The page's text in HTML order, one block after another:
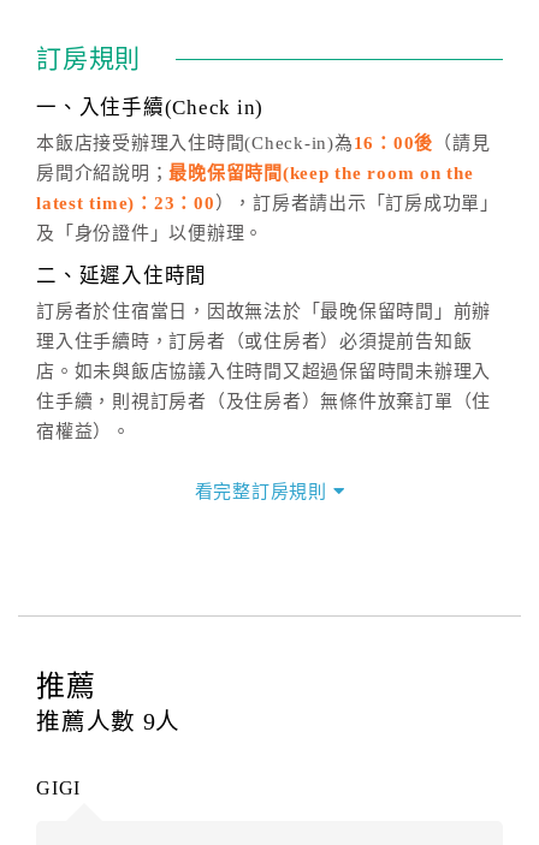
話方式異動訂單。
※非客服時間之申辦異動，皆為次日計算及辦理。
五、客服時間
週一至週日，上午9:00～晚上6:00
六、聯絡方式
(07)9682715 。
訂房規則
一、入住手續(Check in)
本飯店接受辦理入住時間(Check-in)為16：00後 （請見
房間介紹說明；最晚保留時間(keep the room on the
latest time)：23：00 ），訂房者請出示「訂房成功單」
及「身份證件」以便辦理。
二、延遲入住時間
訂房者於住宿當日，因故無法於「最晚保留時間」前辦
理入住手續時，訂房者（或住房者）必須提前告知飯
店。如未與飯店協議入住時間又超過保留時間未辦理入
住手續，則視訂房者（及住房者）無條件放棄訂單（住
宿權益）。
四、訂單異動
提出申辦不得異動訂單。
每筆訂單異動限定
辦理取消退款。
房者應補足差額。（限原訂飯店）
看完整訂房規則
推薦
推薦人數 9人
GIGI